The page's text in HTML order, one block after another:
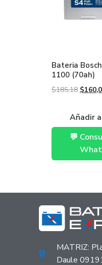
Bateria
1100 (70ah)
$185,18 $
Añadir
💬
MATRIZ:
Daule